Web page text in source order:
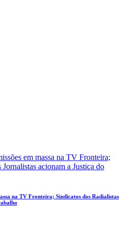
na TV Fronteira; Sindicatos dos Radialistas